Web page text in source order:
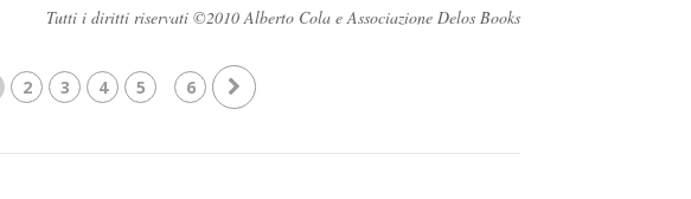
Tutti i diritti riservati ©2010 Alberto Cola e Associazione Delos Books
2 3 4 5 6